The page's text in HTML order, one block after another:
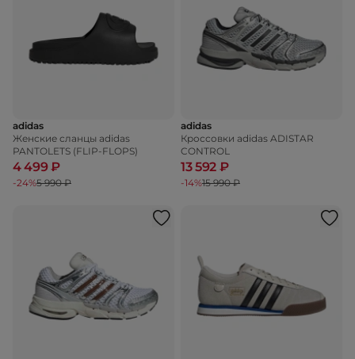
adidas
Женские сланцы adidas
PANTOLETS (FLIP-FLOPS)
4 499 ₽
-24%5 990 ₽
adidas
Кроссовки adidas ADISTAR
CONTROL
13 592 ₽
-14%15 990 ₽